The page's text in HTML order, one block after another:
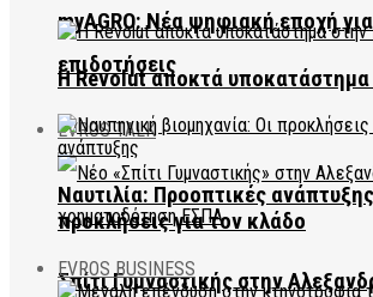
myAGRO: Νέα ψηφιακή εποχή
επιδοτήσεις
EVROS TALK
Σπίτι Γυμναστικής στην
Η Revolut αποκτά υποκατάστημα
Ναυτιλία: Προοπτικές
προκλήσεις για τον κλάδο
EVROS BUSINESS